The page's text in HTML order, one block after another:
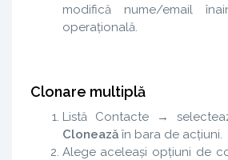
modifică nume/email
operațională.
Clonare multiplă
Listă Contacte →
Cloneazăîn bara de acțiuni.
Alege aceleași opțiuni de